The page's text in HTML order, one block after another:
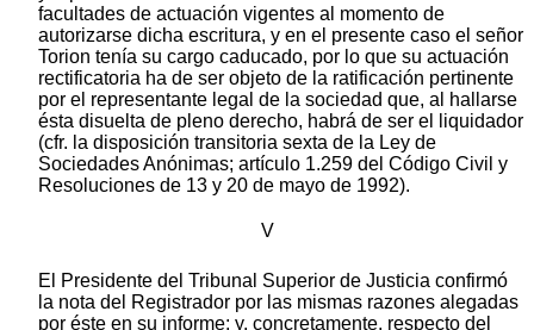
facultades de actuación vigentes al momento de
autorizarse dicha escritura, y en el presente caso el señor
Torion tenía su cargo caducado, por lo que su actuación
rectificatoria ha de ser objeto de la ratificación pertinente
por el representante legal de la sociedad que, al hallarse
ésta disuelta de pleno derecho, habrá de ser el liquidador
(cfr. la disposición transitoria sexta de la Ley de
Sociedades Anónimas; artículo 1.259 del Código Civil y
Resoluciones de 13 y 20 de mayo de 1992).
V
El Presidente del Tribunal Superior de Justicia confirmó
la nota del Registrador por las mismas razones alegadas
por éste en su informe; y, concretamente, respecto del